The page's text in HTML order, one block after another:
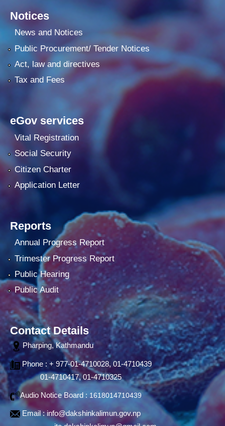
Notices
News and Notices
Public Procurement/ Tender Notices
Act, law and directives
Tax and Fees
eGov services
Vital Registration
Social Security
Citizen Charter
Application Letter
Reports
Annual Progress Report
Trimester Progress Report
Public Hearing
Public Audit
Contact Details
Pharping, Kathmandu
Phone : + 977-01-4710028, 01-4710439
01-4710417, 01-4710325
Audio Notice Board : 1618014710439
Email :info@dakshinkalimun.gov.np